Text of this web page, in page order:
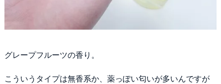
グレープフルーツの香り。
こういうタイプは無香系か、薬っぽい匂いが多いんですが